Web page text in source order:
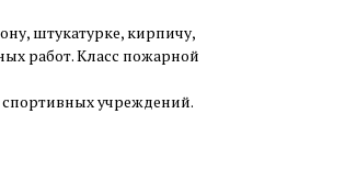
штукатурке, кирпичу,
работ. Класс пожарной
учреждений.